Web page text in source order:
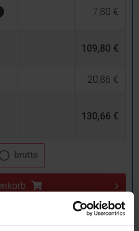
7,80 €
109,80 €
20,86 €
130,66 €
brutto